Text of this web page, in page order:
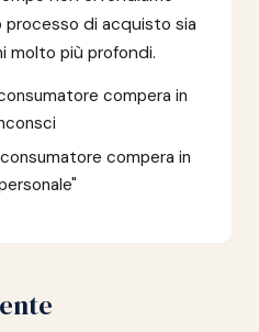
di acquisto sia
molto più profondi.
compera in
compera in